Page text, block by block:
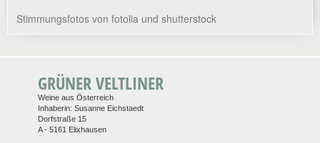
Stimmungsfotos von fotolia und shutterstock
GRÜNER VELTLINER
Weine aus Österreich
Inhaberin: Susanne Eichstaedt
Dorfstraße 15
A - 5161 Elixhausen